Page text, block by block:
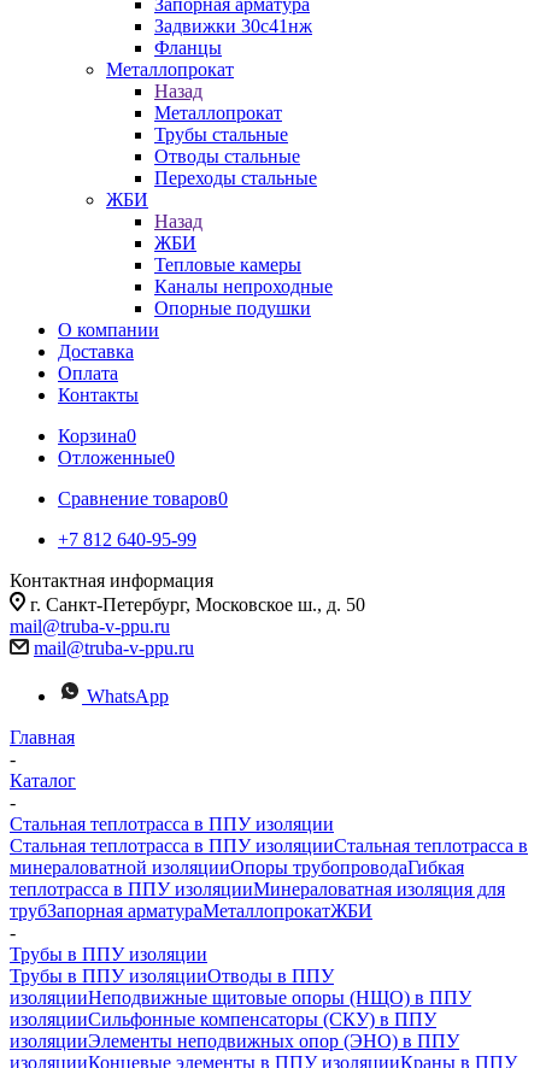
Запорная арматура
Задвижки 30с41нж
Фланцы
Металлопрокат
Назад
Металлопрокат
Трубы стальные
Отводы стальные
Переходы стальные
ЖБИ
Назад
ЖБИ
Тепловые камеры
Каналы непроходные
Опорные подушки
О компании
Доставка
Оплата
Контакты
Корзина0
Отложенные0
Сравнение товаров0
+7 812 640-95-99
Контактная информация
г. Санкт-Петербург, Московское ш., д. 50
mail@truba-v-ppu.ru
mail@truba-v-ppu.ru
WhatsApp
Главная
-
Каталог
-
Стальная теплотрасса в ППУ изоляции
Стальная теплотрасса в ППУ изоляцииСтальная теплотрасса в
минераловатной изоляцииОпоры трубопроводаГибкая
теплотрасса в ППУ изоляцииМинераловатная изоляция для
трубЗапорная арматураМеталлопрокатЖБИ
-
Трубы в ППУ изоляции
Трубы в ППУ изоляцииОтводы в ППУ
изоляцииНеподвижные щитовые опоры (НЩО) в ППУ
изоляцииCильфонные компенсаторы (СКУ) в ППУ
изоляцииЭлементы неподвижных опор (ЭНО) в ППУ
изоляцииКонцевые элементы в ППУ изоляцииКраны в ППУ